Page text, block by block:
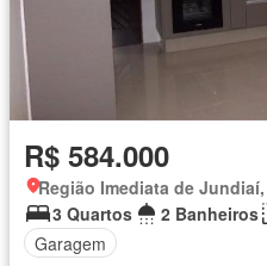
R$ 584.000
Região Imediata de
3 Quartos
2 Banheiros
Garagem